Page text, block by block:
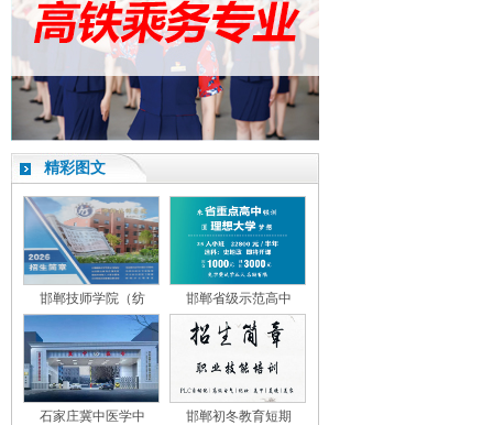
精彩图文
邯郸技师学院（纺 邯郸省级示范高中
石家庄冀中医学中 邯郸初冬教育短期